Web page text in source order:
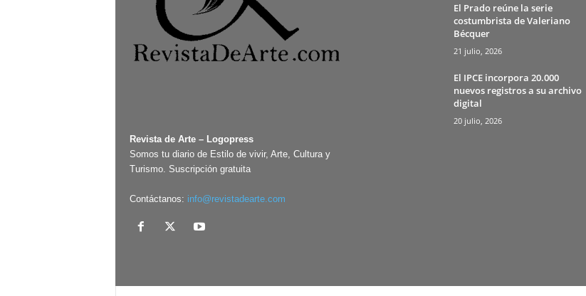
Revista de Arte – Logopress
Somos tu diario de Estilo de vivir, Arte, Cultura y
Turismo. Suscripción gratuita
Contáctanos: info@revistadearte.com
El Prado reúne la serie
costumbrista de Valeriano
Bécquer
21 julio, 2026
El IPCE incorpora 20.000
nuevos registros a su archivo
digital
20 julio, 2026